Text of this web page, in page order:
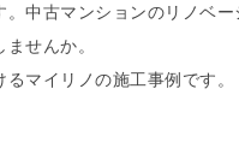
。中古マンションのリノベ
せんか。
マイリノの施工事例です。